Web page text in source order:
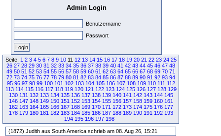
Admin Login
Benutzername
Passwort
Seite: 1 2 3 4 5 6 7 8 9 1011 12 13 14 15 16 17 18 19 20 21 22 23 24 25
26 27 28 29 30 31 32 33 34 35 36 37 38 39 40 41 42 43 44 45 46 47 48
49 50 51 52 53 54 55 56 57 58 59 60 61 62 63 64 65 66 67 68 69 70 71
72 73 74 75 76 77 78 79 80 81 82 83 84 85 86 87 88 89 90 91 92 93 94
95 96 97 98 99 100 101 102 103 104 105 106 107 108 109 110 111 112
113 114 115 116 117 118 119 120 121 122 123 124 125 126 127 128 129
130 131 132 133 134 135 136 137 138 139 140 141 142 143 144 145
146 147 148 149 150 151 152 153 154 155 156 157 158 159 160 161
162 163 164 165 166 167 168 169 170 171 172 173 174 175 176 177
178 179 180 181 182 183 184 185 186 187 188 189 190 191 192 193
194 195 196 197 198
(1872) Judith aus South America schrieb am 08. Aug 26, 15:21